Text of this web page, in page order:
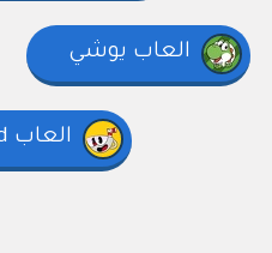
العاب يوشي
العاب Cuphead